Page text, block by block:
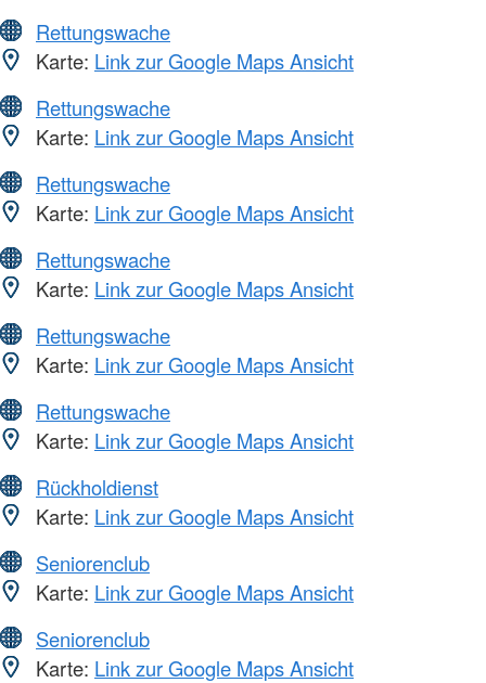
Rettungswache
Karte: Link zur Google Maps Ansicht
Rettungswache
Karte: Link zur Google Maps Ansicht
Rettungswache
Karte: Link zur Google Maps Ansicht
Rettungswache
Karte: Link zur Google Maps Ansicht
Rettungswache
Karte: Link zur Google Maps Ansicht
Rettungswache
Karte: Link zur Google Maps Ansicht
Rückholdienst
Karte: Link zur Google Maps Ansicht
Seniorenclub
Karte: Link zur Google Maps Ansicht
Seniorenclub
Karte: Link zur Google Maps Ansicht